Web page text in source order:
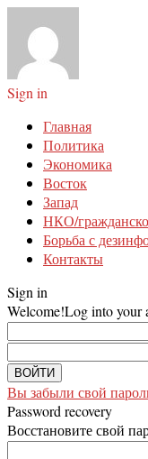
Sign in
Главная
Политика
Экономика
Восток
Запад
НКО/
Борьба с
Контакты
Sign in
Welcome!Log into your
Вы забыли свой
Password recovery
Восстановите свой